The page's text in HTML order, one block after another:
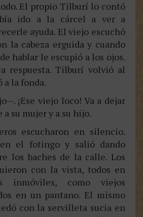
El propio Tilburí lo contó
ido a la cárcel a ver a
ayuda. El viejo escuchó
la cabeza erguida y cuando
hablar le escupió a los ojos.
respuesta. Tilburí volvió al
la fonda.
¡Ese viejo loco! Va a dejar
su mujer y a su hijo.
escucharon en silencio.
el fotingo y salió dando
los baches de la calle. Los
con la vista, todos en
inmóviles, como viejos
en un pantano. El mismo
con la servilleta sucia en